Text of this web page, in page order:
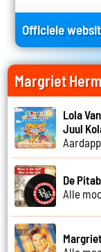
Officiele
Margriet
Lola
Juul
De
Alle